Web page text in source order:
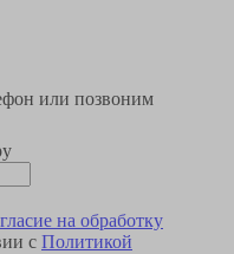
или позвоним
на обработку
с Политикой